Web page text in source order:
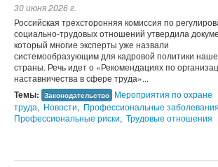
30 июня 2026 г.
Российская трехсторонняя комиссия по
социально-трудовых отношений утвердила
который многие эксперты уже назвали
системообразующим для кадровой политики
страны. Речь идет о «Рекомендациях по
наставничества в сфере труда»...
Темы: Законодательство Мероприятия по охране
труда, Новости, Профессиональные заболевания
Профессиональные риски, Трудовые отношения